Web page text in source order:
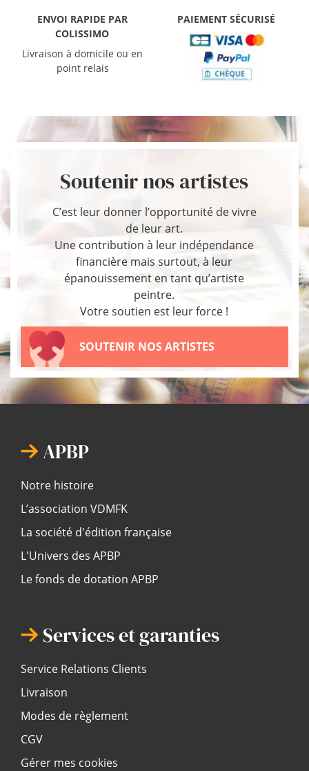
ENVOI RAPIDE PAR
COLISSIMO
Livraison à domicile ou en
point relais
PAIEMENT SÉCURISÉ
Soutenir nos artistes
C’est leur donner l’opportunité de vivre
de leur art.
Une contribution à leur indépendance
financière mais surtout, à leur
épanouissement en tant qu’artiste
peintre.
Votre soutien est leur force !
SOUTENIR NOS ARTISTES
APBP
Notre histoire
L’association VDMFK
La société d'édition française
L'Univers des APBP
Le fonds de dotation APBP
Services et garanties
Service Relations Clients
Livraison
Modes de règlement
CGV
Gérer mes cookies